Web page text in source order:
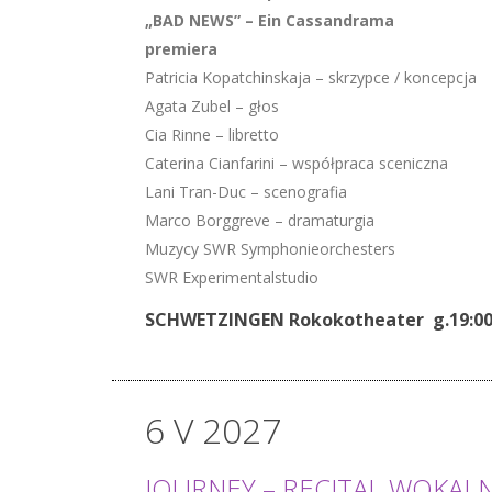
„BAD NEWS” – Ein Cassandrama
premiera
Patricia Kopatchinskaja – skrzypce / koncepcja
Agata Zubel – głos
Cia Rinne – libretto
Caterina Cianfarini – współpraca sceniczna
Lani Tran-Duc – scenografia
Marco Borggreve – dramaturgia
Muzycy SWR Symphonieorchesters
SWR Experimentalstudio
SCHWETZINGEN Rokokotheater g.19:00
6 V 2027